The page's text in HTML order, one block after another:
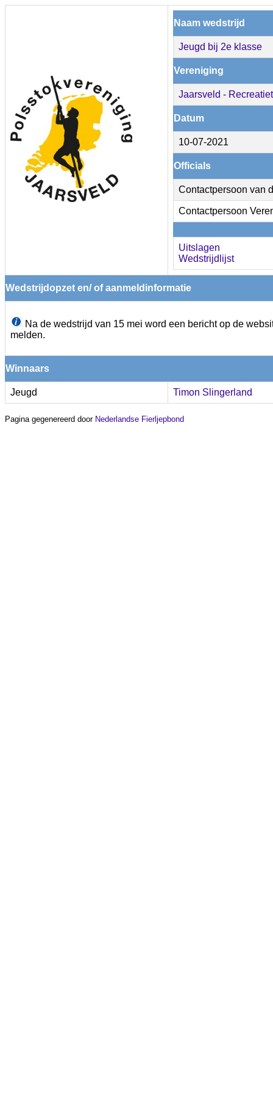
Naam wedstrijd
Jeugd bij 2e klasse
Vereniging
Jaarsveld -
Datum
10-07-2021
Officials
Contactpersoon van
Contactpersoon
Uitslagen
Wedstrijdlijst
Wedstrijdopzet en/ of aanmeldinformatie
Na de wedstrijd van 15 mei word een bericht op de
melden.
Winnaars
Jeugd Timon Slingerland
Pagina gegenereerd door Nederlandse Fierljepbond